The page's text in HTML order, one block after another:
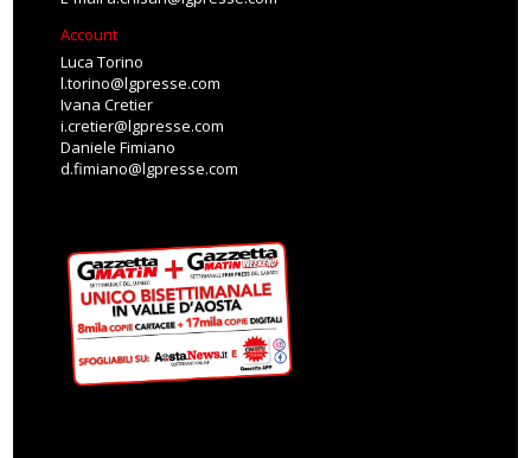
Account
Luca Torino
l.torino@lgpresse.com
Ivana Cretier
i.cretier@lgpresse.com
Daniele Fimiano
d.fimiano@lgpresse.com